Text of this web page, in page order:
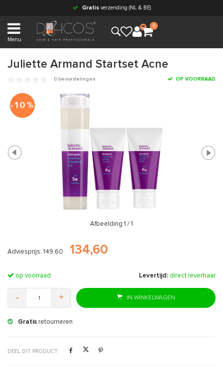
Gratisverzending (NL & BE)
Menu
0
Juliette Armand Startset Acne
0 beoordelingen OP VOORRAAD
-10%
Afbeelding 1 / 1
Adviesprijs: 149,60 134,60
op voorraad Levertijd: direct leverbaar
- + IN WINKELWAGEN
Gratis retourneren
DEEL DIT PRODUCT